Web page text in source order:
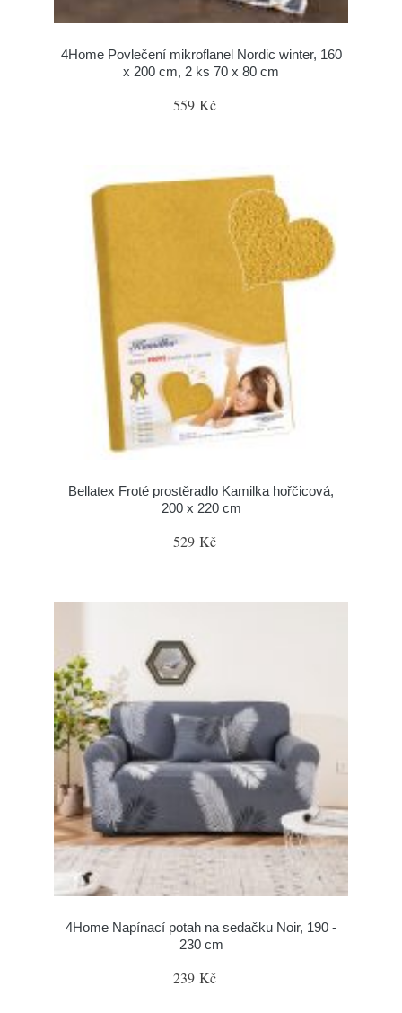
4Home Povlečení mikroflanel Nordic winter, 160
x 200 cm, 2 ks 70 x 80 cm
559 Kč
Bellatex Froté prostěradlo Kamilka hořčicová,
200 x 220 cm
529 Kč
4Home Napínací potah na sedačku Noir, 190 -
230 cm
239 Kč